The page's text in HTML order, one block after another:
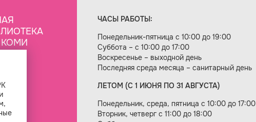
КОМИ
ЧАСЫ РАБОТЫ:
Понедельник-пятница с 10:00 до 19:00
Суббота – с 10:00 до 17:00
Воскресенье – выходной день
Последняя среда месяца – санитарный день
ЛЕТОМ (С 1 ИЮНЯ ПО 31 АВГУСТА)
Понедельник, среда, пятница с 10:00 до 17:00
Вторник, четверг с 11:00 до 18:00
Создание сайта — веб-студия «Цифровой век»